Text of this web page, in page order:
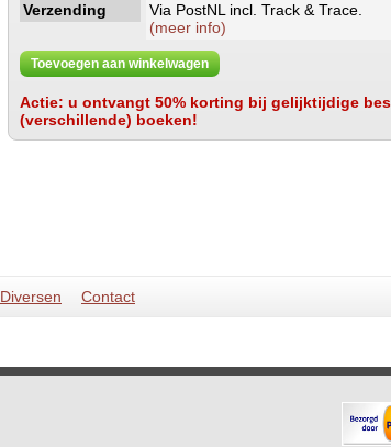
Verzending
Via PostNL incl. Track & Trace.
(meer info)
Toevoegen aan winkelwagen
Actie: u ontvangt 50% korting bij gelijktijdige
(verschillende) boeken!
Diversen Contact